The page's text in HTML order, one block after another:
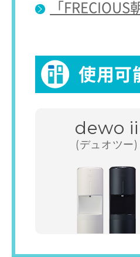
「
使用可
dewo ii
(デュオツー)